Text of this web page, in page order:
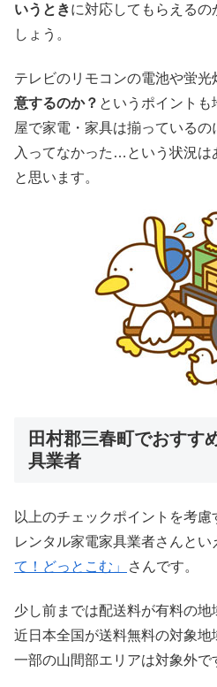
いうときに対応してもらえるの
しょう。
テレビのリモコンの電池や蛍光
意するのか？ というポイント
屋で家電・家具は揃っている
入ってなかった…という状況は
と思います。
田村郡三春町でおすす
具業者
以上のチェックポイントを考
レンタル家電家具業者さんと
て！どっとこむ」
さんです。
少し前までは配送料が有料の
近日本全国が送料無料の対象地
一部の山間部エリアは対象外で